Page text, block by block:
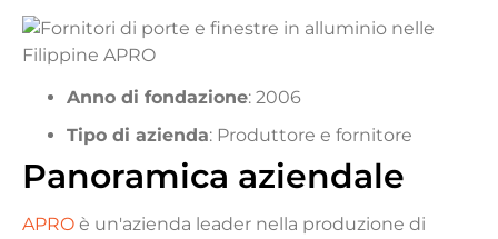
Anno di fondazione: 2006
Tipo di azienda: Produttore e fornitore
Panoramica aziendale
APRO è un'azienda leader nella produzione di